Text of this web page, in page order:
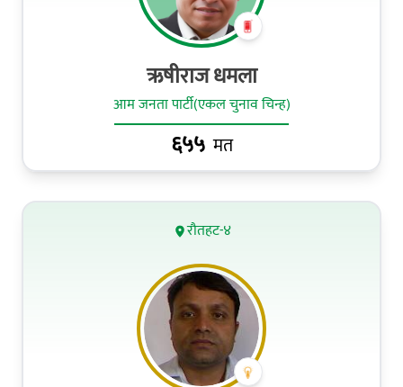
ऋषीराज धमला
आम जनता पार्टी(एकल चुनाव चिन्ह)
६५५ मत
रौतहट-४